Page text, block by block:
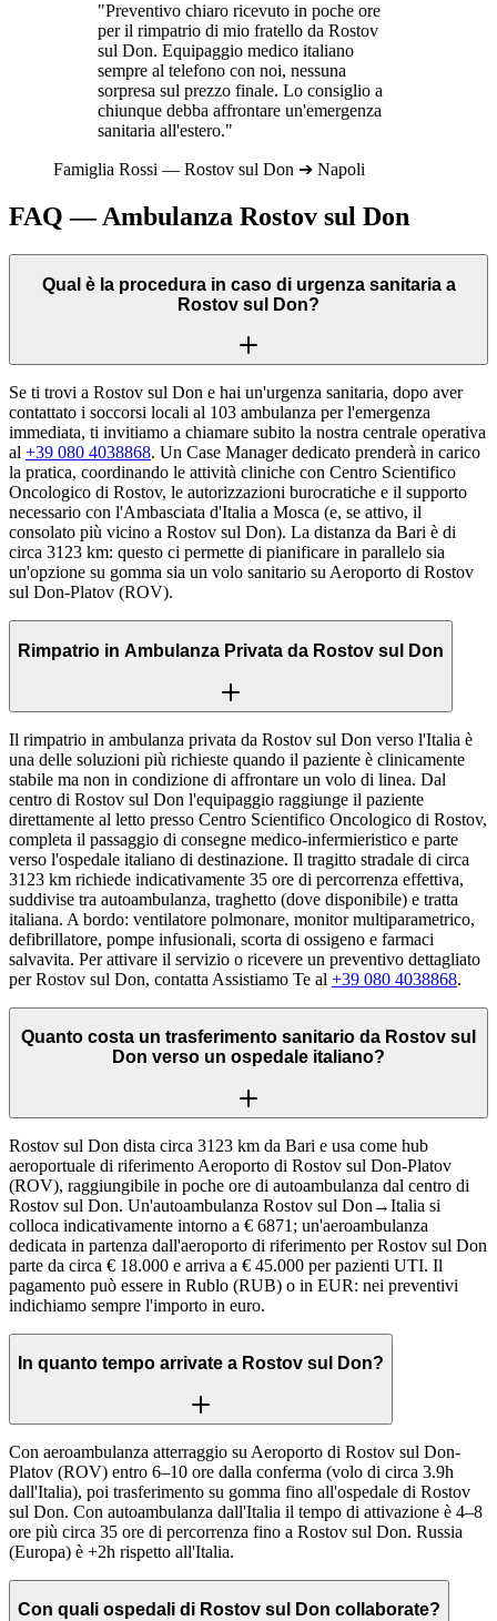
"Preventivo chiaro ricevuto in poche ore
per il rimpatrio di mio fratello da Rostov
sul Don. Equipaggio medico italiano
sempre al telefono con noi, nessuna
sorpresa sul prezzo finale. Lo consiglio a
chiunque debba affrontare un'emergenza
sanitaria all'estero."
Famiglia Rossi — Rostov sul Don ➔ Napoli
FAQ — Ambulanza Rostov sul Don
Qual è la procedura in caso di urgenza sanitaria a
Rostov sul Don?
Se ti trovi a Rostov sul Don e hai un'urgenza sanitaria, dopo aver
contattato i soccorsi locali al 103 ambulanza per l'emergenza
immediata, ti invitiamo a chiamare subito la nostra centrale operativa
al +39 080 4038868. Un Case Manager dedicato prenderà in carico
la pratica, coordinando le attività cliniche con Centro Scientifico
Oncologico di Rostov, le autorizzazioni burocratiche e il supporto
necessario con l'Ambasciata d'Italia a Mosca (e, se attivo, il
consolato più vicino a Rostov sul Don). La distanza da Bari è di
circa 3123 km: questo ci permette di pianificare in parallelo sia
un'opzione su gomma sia un volo sanitario su Aeroporto di Rostov
sul Don-Platov (ROV).
Rimpatrio in Ambulanza Privata da Rostov sul Don
Il rimpatrio in ambulanza privata da Rostov sul Don verso l'Italia è
una delle soluzioni più richieste quando il paziente è clinicamente
stabile ma non in condizione di affrontare un volo di linea. Dal
centro di Rostov sul Don l'equipaggio raggiunge il paziente
direttamente al letto presso Centro Scientifico Oncologico di Rostov,
completa il passaggio di consegne medico-infermieristico e parte
verso l'ospedale italiano di destinazione. Il tragitto stradale di circa
3123 km richiede indicativamente 35 ore di percorrenza effettiva,
suddivise tra autoambulanza, traghetto (dove disponibile) e tratta
italiana. A bordo: ventilatore polmonare, monitor multiparametrico,
defibrillatore, pompe infusionali, scorta di ossigeno e farmaci
salvavita. Per attivare il servizio o ricevere un preventivo dettagliato
per Rostov sul Don, contatta Assistiamo Te al +39 080 4038868.
Quanto costa un trasferimento sanitario da Rostov sul
Don verso un ospedale italiano?
Rostov sul Don dista circa 3123 km da Bari e usa come hub
aeroportuale di riferimento Aeroporto di Rostov sul Don-Platov
(ROV), raggiungibile in poche ore di autoambulanza dal centro di
Rostov sul Don. Un'autoambulanza Rostov sul Don→Italia si
colloca indicativamente intorno a € 6871; un'aeroambulanza
dedicata in partenza dall'aeroporto di riferimento per Rostov sul Don
parte da circa € 18.000 e arriva a € 45.000 per pazienti UTI. Il
pagamento può essere in Rublo (RUB) o in EUR: nei preventivi
indichiamo sempre l'importo in euro.
In quanto tempo arrivate a Rostov sul Don?
Con aeroambulanza atterraggio su Aeroporto di Rostov sul Don-
Platov (ROV) entro 6–10 ore dalla conferma (volo di circa 3.9h
dall'Italia), poi trasferimento su gomma fino all'ospedale di Rostov
sul Don. Con autoambulanza dall'Italia il tempo di attivazione è 4–8
ore più circa 35 ore di percorrenza fino a Rostov sul Don. Russia
(Europa) è +2h rispetto all'Italia.
Con quali ospedali di Rostov sul Don collaborate?